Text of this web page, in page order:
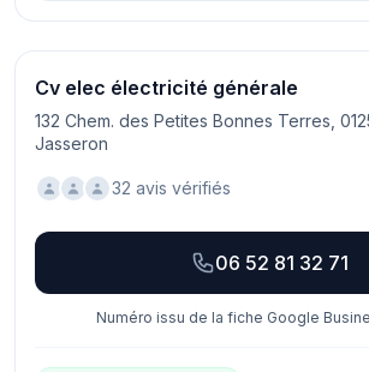
Cv elec électricité générale
132 Chem. des Petites Bonnes Terres,
Jasseron
32 avis vérifiés
06 52 81 32 71
Numéro issu de la fiche Google